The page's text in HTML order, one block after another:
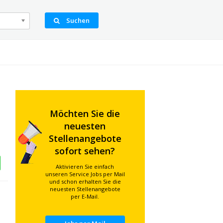
Suchen
Möchten Sie die
neuesten
Stellenangebote
sofort sehen?
Aktivieren Sie einfach
unseren Service Jobs per Mail
und schon erhalten Sie die
neuesten Stellenangebote
per E-Mail.